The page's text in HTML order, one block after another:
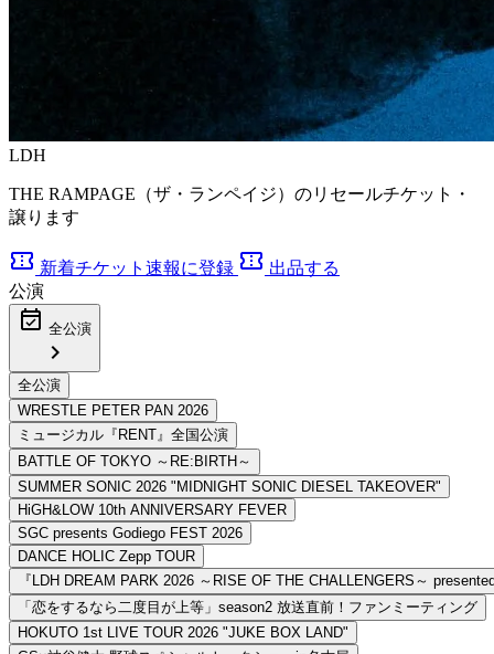
LDH
THE RAMPAGE（ザ・ランペイジ）のリセールチケット・
譲ります
confirmation_number 新着チケット速報に登録 confirmation_number 出品する
公演
event_available 全公演
chevron_right